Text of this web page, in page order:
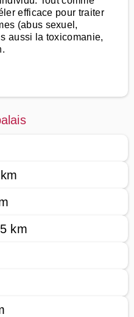
efficace pour traiter
(abus sexuel,
aussi la toxicomanie,
km